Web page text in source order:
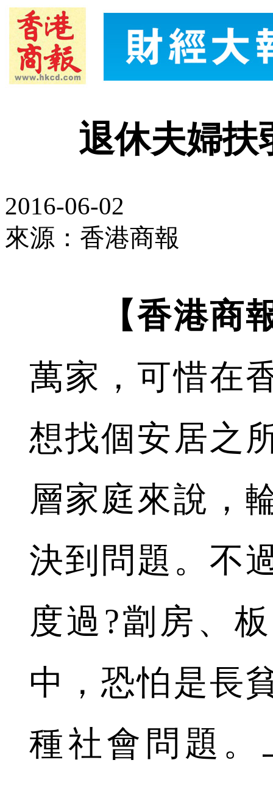
退休夫婦扶
2016-06-02
來源：香港商報
【香港商
萬家，可惜在
想找個安居之
層家庭來說，
決到問題。不
度過?劏房、
中，恐怕是長
種社會問題。